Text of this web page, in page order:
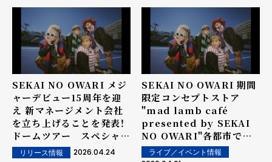
SEKAI NO OWARI メジ
ャーデビュー15周年を迎
え 新マネージメント会社
を立ち上げることを発表！
ドームツアー スペシャル
ティザー映像を公開！
リリース情報 2026.04.24
SEKAI NO OWARI 期間
限定コンセプトストア
"mad lamb café
presented by SEKAI
NO OWARI"各都市で開
催決定！
ライブ／イベント情報